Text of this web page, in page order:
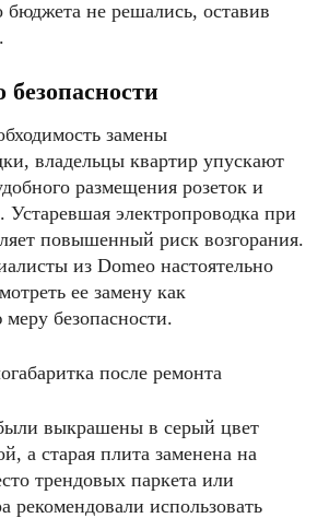
бюджета не решались, оставив
замены
владельцы квартир упускают
размещения розеток и
Устаревшая электропроводка при
повышенный риск возгорания.
из Domeo настоятельно
ее замену как
безопасности.
выкрашены в серый цвет
а старая плита заменена на
трендовых паркета или
рекомендовали использовать